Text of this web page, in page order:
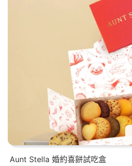
Aunt Stella 婚約喜餅試吃盒